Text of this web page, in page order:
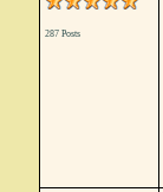
287 Posts